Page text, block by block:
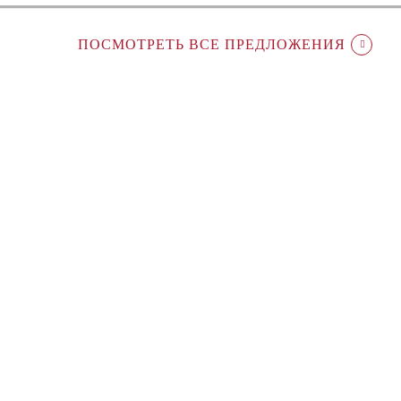
ПОСМОТРЕТЬ ВСЕ ПРЕДЛОЖЕНИЯ